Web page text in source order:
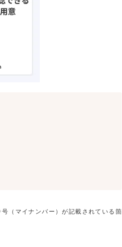
（マイナンバー）が記載されている箇